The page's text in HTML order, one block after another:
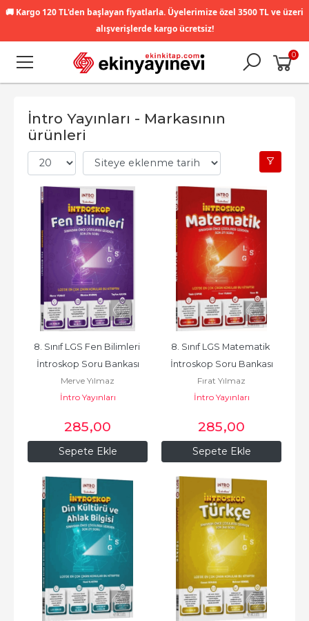
🚚 Kargo 120 TL'den başlayan fiyatlarla. Üyelerimize özel 3500 TL ve üzeri
alışverişlerde kargo ücretsiz!
0
İntro Yayınları - Markasının
ürünleri
Sepete Ekle
8. Sınıf LGS Fen Bilimleri
İntroskop Soru Bankası
Merve Yılmaz
İntro Yayınları
285,00
Sepete Ekle
8. Sınıf LGS Matematik
İntroskop Soru Bankası
Fırat Yılmaz
İntro Yayınları
285,00